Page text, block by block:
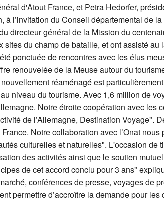
d'Atout France, et Petra Hedorfer,
l’invitation du Conseil départemental de la
directeur général de la Mission du
du champ de bataille, et ont assisté
ponctuée de rencontres avec les élus
renouvelée de la Meuse autour du
réaménagé est
niveau du tourisme. Avec 1,6 million de
Notre étroite coopération avec les
de l’Allemagne, Destination Voyage".
Notre collaboration avec l’Onat
culturelles et naturelles". L'occasion de
des activités ainsi que le soutien
de cet accord conclu pour 3 ans"
conférences de presse, voyages de
permettre d’accroître la demande pour